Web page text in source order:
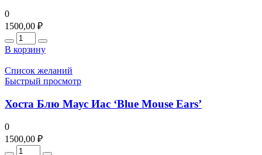
0
1500,00 ₽
Количество
В корзину
Список желаний
Быстрый просмотр
Хоста Блю Маус Иас ‘Blue Mouse Ears’
0
1500,00 ₽
Количество